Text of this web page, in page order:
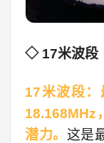
◇ 17米波段
17米波段：
18.168MHz
潜力。 这是